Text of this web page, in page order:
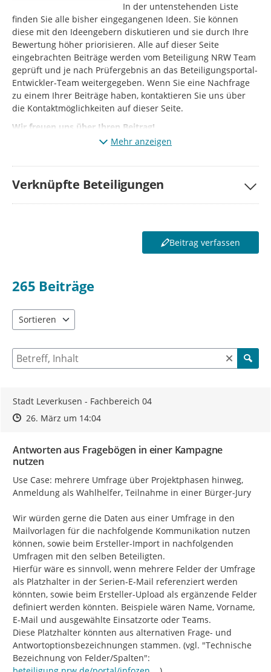
In der untenstehenden Liste
finden Sie alle bisher eingegangenen Ideen. Sie können
diese mit den Ideengebern diskutieren und sie durch Ihre
Bewertung höher priorisieren. Alle auf dieser Seite
eingebrachten Beiträge werden vom Beteiligung NRW Team
geprüft und je nach Prüfergebnis an das Beteiligungsportal-
Entwickler-Team weitergegeben. Wenn Sie eine Nachfrage
zu einem Ihrer Beiträge haben, kontaktieren Sie uns über
die Kontaktmöglichkeiten auf dieser Seite.
Wir freuen uns über Ihren Beitrag!
Mehr anzeigen
Verknüpfte Beteiligungen
Beitrag verfassen
265 Beiträge
Sortieren
Suche nach Beiträgen und Kommentaren
Stadt Leverkusen - Fachbereich 04
Zeitpunkt des Erstellens
Zeitpunkt des Erstellens
26. März um 14:04Zur Äußerung
Antworten aus Fragebögen in einer Kampagne
nutzen
Use Case: mehrere Umfrage über Projektphasen hinweg,
Anmeldung als Wahlhelfer, Teilnahme in einer Bürger-Jury
Wir würden gerne die Daten aus einer Umfrage in den
Mailvorlagen für die nachfolgende Kommunikation nutzen
können, sowie beim Ersteller-Import in nachfolgenden
Umfragen mit den selben Beteiligten.
Hierfür wäre es sinnvoll, wenn mehrere Felder der Umfrage
als Platzhalter in der Serien-E-Mail referenziert werden
könnten, sowie beim Ersteller-Upload als ergänzende Felder
definiert werden könnten. Beispiele wären Name, Vorname,
E-Mail und ausgewählte Einsatzorte oder Teams.
Diese Platzhalter könnten aus alternativen Frage- und
Antwortoptionsbezeichnungen stammen. (vgl. "Technische
Bezeichnung von Felder/Spalten":